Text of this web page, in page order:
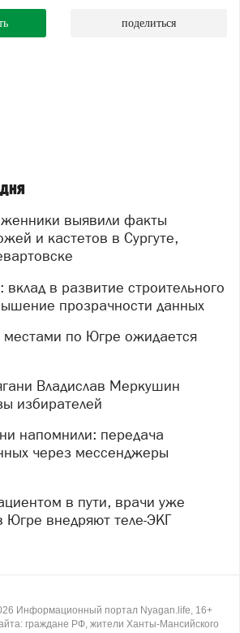
поделиться
и кастетов в Сургуте,
прозрачности данных
избирателей
через мессенджеры
Югре внедряют теле-ЭКГ
Информационный портал Nyagan.life, 16+
граждане РФ, жители Ханты-Мансийского